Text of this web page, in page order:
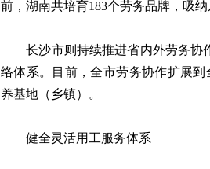
前，湖南共培育183个劳务品牌，吸纳
长沙市则持续推进省内外劳务协
络体系。目前，全市劳务协作扩展
养基地（乡镇）。
健全灵活用工服务体系